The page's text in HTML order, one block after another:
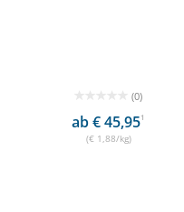
(0)
ab € 45,951
(€ 1,88/kg)